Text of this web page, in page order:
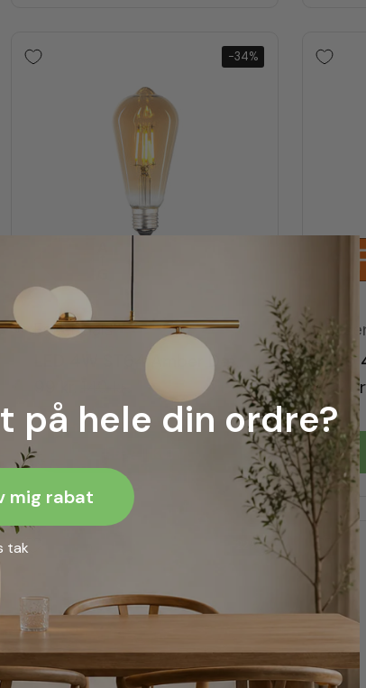
-34%
Essentials
99
-22%
på hele din ordre?
mig rabat
tak